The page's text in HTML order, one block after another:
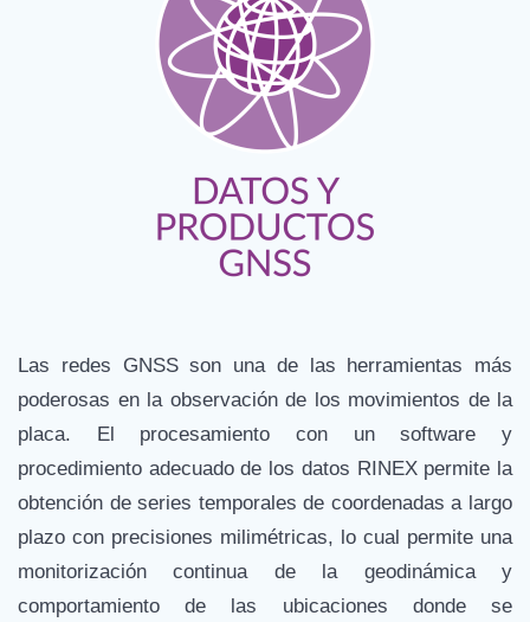
Las redes GNSS son una de las herramientas más
poderosas en la observación de los movimientos de la
placa. El procesamiento con un software y
procedimiento adecuado de los datos RINEX permite la
obtención de series temporales de coordenadas a largo
plazo con precisiones milimétricas, lo cual permite una
monitorización continua de la geodinámica y
comportamiento de las ubicaciones donde se